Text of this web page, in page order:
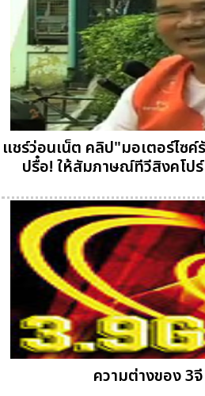
แชร์ว่อนเน็ต คลิป"มอเตอร์ไซ
ปรื๋อ! ให้สัมภาษณ์ทีวีสิงคโป
ความต่างของ 3